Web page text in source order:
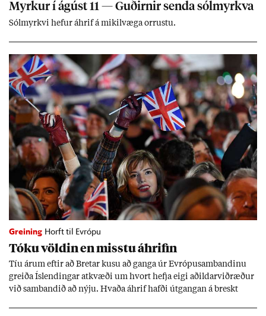
Myrk­ur í ág­úst 11 — Guð­irn­ir senda sól­myrkva
Sól­myrkvi hef­ur áhrif á mik­il­væga orr­ustu.
Greining Horft til Evrópu
Tóku völd­in en misstu áhrif­in
Tíu ár­um eft­ir að Bret­ar kusu að ganga úr Evr­ópu­sam­band­inu
greiða Ís­lend­ing­ar at­kvæði um hvort hefja eigi að­ild­ar­við­ræð­ur
við sam­band­ið að nýju. Hvaða áhrif hafði út­gang­an á breskt